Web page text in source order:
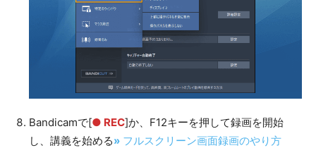
Bandicamで[● REC]か、F12キーを押して録画を開始
し、講義を始める» フルスクリーン画面録画のやり方